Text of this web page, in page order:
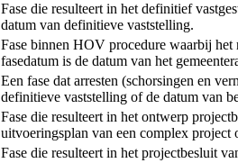
Fase die resulteert in het definitief
datum van definitieve vaststelling.
Fase binnen HOV procedure waarbij
fasedatum is de datum van het
Een fase dat arresten (schorsingen en
definitieve vaststelling of de datum van
Fase die resulteert in het ontwerp
uitvoeringsplan van een complex project
Fase die resulteert in het projectbesluit